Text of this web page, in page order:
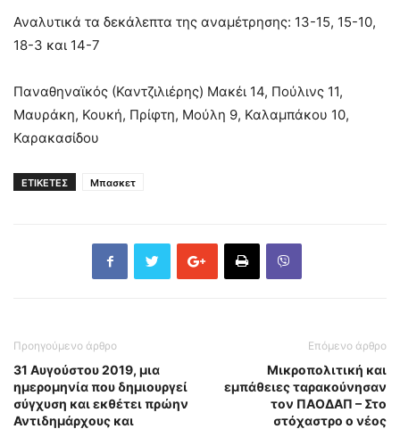
Αναλυτικά τα δεκάλεπτα της αναμέτρησης: 13-15, 15-10,
18-3 και 14-7
Παναθηναϊκός (Καντζιλιέρης) Μακέι 14, Πούλινς 11,
Μαυράκη, Κουκή, Πρίφτη, Μούλη 9, Καλαμπάκου 10,
Καρακασίδου
ΕΤΙΚΕΤΕΣ Μπασκετ
Προηγούμενο άρθρο
31 Αυγούστου 2019, μια
ημερομηνία που δημιουργεί
σύγχυση και εκθέτει πρώην
Αντιδημάρχους και
Επόμενο άρθρο
Μικροπολιτική και
εμπάθειες ταρακούνησαν
τον ΠΑΟΔΑΠ – Στο
στόχαστρο ο νέος